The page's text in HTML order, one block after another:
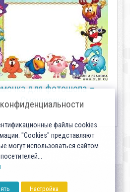
для фотошопа –
Смешарики
файлы cookies
"Cookies" представляют
могут использоваться сайтом
Настройка